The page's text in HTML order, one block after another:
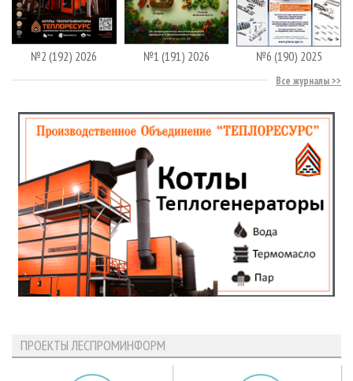
№2 (192) 2026 №1 (191) 2026 №6 (190) 2025
Все журналы
ПРОЕКТЫ ЛЕСПРОМИНФОРМ